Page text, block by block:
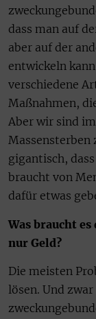
dass man auf
aber auf der
entwickeln
verschiedene
Maßnahmen,
Aber wir sind
Massensterben
gigantisch,
braucht von
dafür etwas
Was braucht
nur Geld?
Die meisten
lösen. Und